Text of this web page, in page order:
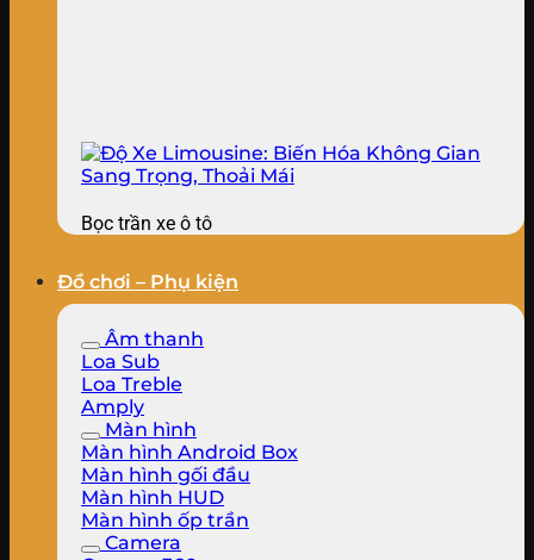
Bọc trần xe ô tô
Đồ chơi – Phụ kiện
Âm thanh
Loa Sub
Loa Treble
Amply
Màn hình
Màn hình Android Box
Màn hình gối đầu
Màn hình HUD
Màn hình ốp trần
Camera